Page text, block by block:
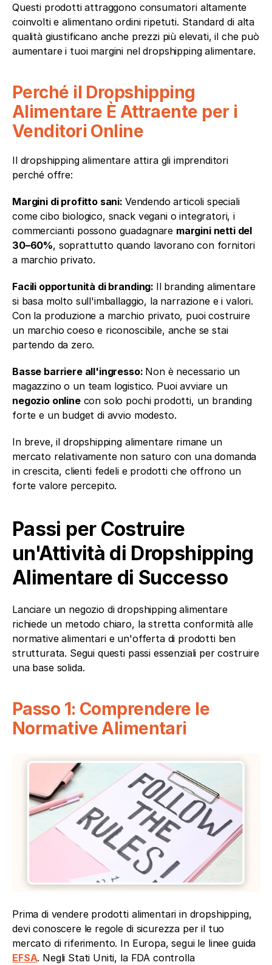
Questi prodotti attraggono consumatori altamente
coinvolti e alimentano ordini ripetuti. Standard di alta
qualità giustificano anche prezzi più elevati, il che può
aumentare i tuoi margini nel dropshipping alimentare.
Perché il Dropshipping
Alimentare È Attraente per i
Venditori Online
Il dropshipping alimentare attira gli imprenditori
perché offre:
Margini di profitto sani: Vendendo articoli speciali
come cibo biologico, snack vegani o integratori, i
commercianti possono guadagnare margini netti del
30–60%, soprattutto quando lavorano con fornitori
a marchio privato.
Facili opportunità di branding: Il branding alimentare
si basa molto sull'imballaggio, la narrazione e i valori.
Con la produzione a marchio privato, puoi costruire
un marchio coeso e riconoscibile, anche se stai
partendo da zero.
Basse barriere all'ingresso: Non è necessario un
magazzino o un team logistico. Puoi avviare un
negozio online con solo pochi prodotti, un branding
forte e un budget di avvio modesto.
In breve, il dropshipping alimentare rimane un
mercato relativamente non saturo con una domanda
in crescita, clienti fedeli e prodotti che offrono un
forte valore percepito.
Passi per Costruire
un'Attività di Dropshipping
Alimentare di Successo
Lanciare un negozio di dropshipping alimentare
richiede un metodo chiaro, la stretta conformità alle
normative alimentari e un'offerta di prodotti ben
strutturata. Segui questi passi essenziali per costruire
una base solida.
Passo 1: Comprendere le
Normative Alimentari
Prima di vendere prodotti alimentari in dropshipping,
devi conoscere le regole di sicurezza per il tuo
EFSA. Negli Stati Uniti, la FDA controlla